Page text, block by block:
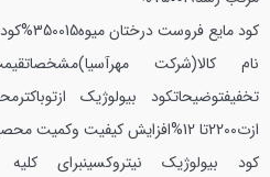
کود مایع فروست درختان میوه350015%
کود
نام کالا(شرکت
تخفیفتوضیحاتکود بیولوژیک
ازت2200تا 12%افزایش کیفیت وکمیت محصولات